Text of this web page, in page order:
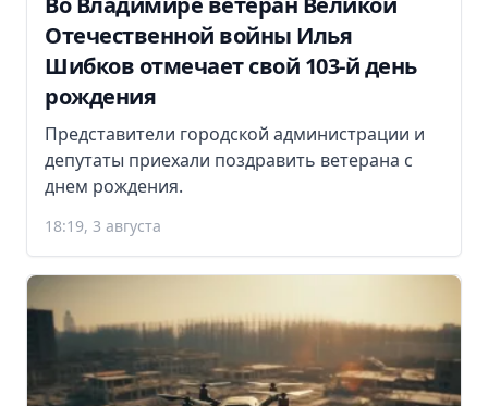
Отечественной войны Илья
Шибков отмечает свой 103-й день
рождения
Представители городской администрации и
депутаты приехали поздравить ветерана с
днем рождения.
18:19, 3 августа